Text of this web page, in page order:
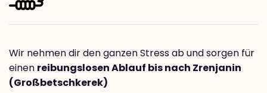
Wir nehmen dir den ganzen Stress ab und sorgen für
einen reibungslosen Ablauf bis nach Zrenjanin
(Großbetschkerek)